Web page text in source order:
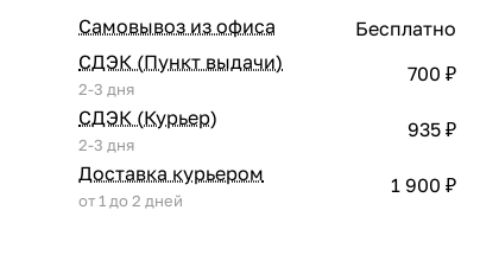
Самовывоз из офиса
Бесплатно
СДЭК (Пункт выдачи)
2-3 дня
700 ₽
СДЭК (Курьер)
2-3 дня
935 ₽
Доставка курьером
от 1 до 2 дней
1 900 ₽